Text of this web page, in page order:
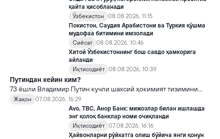
қайта ҳисобланади
Ўзбекистон
08.08.2026, 11:15
Покистон, Саудия Арабистони ва Туркия қўшма
мудофаа битимини имзолади
Сиёсат 08.08.2026, 10:46
Хитой Ўзбекистоннинг бош савдо ҳамкорига
айланди
Иқтисодиёт 08.08.2026, 10:39
Путиндан кейин ким?
73 ёшли Владимир Путин кучли шахсий ҳокимият тизимини
яратди, аммо ундан кейин ким келиши ва ҳокимиятни
топшириш механизми ҳали ноаниқ. Таҳлилчилар фикрича, бу
Кремлда ворислик жангига олиб келиши мумкин.
Жаҳон
07.08.2026, 16:29
Avo, TBC, Анор Банк: мижозлар билан ишлашда
энг қолоқ банклар номи очиқланди
Иқтисодиёт 07.08.2026, 16:16
Ҳайвонларни рўйхатга олиш бўйича янги қонун